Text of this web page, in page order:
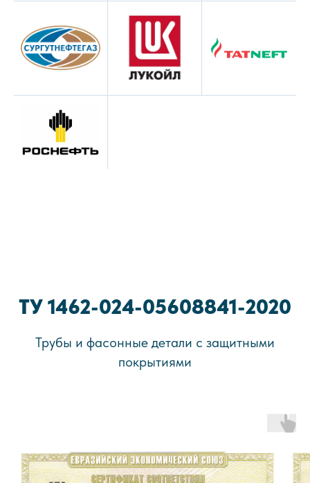
ТУ 1462-024-05608841-2020
Трубы и фасонные детали с защитными
покрытиями